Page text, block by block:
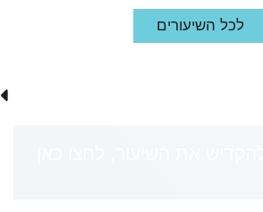
לכל השיעורים